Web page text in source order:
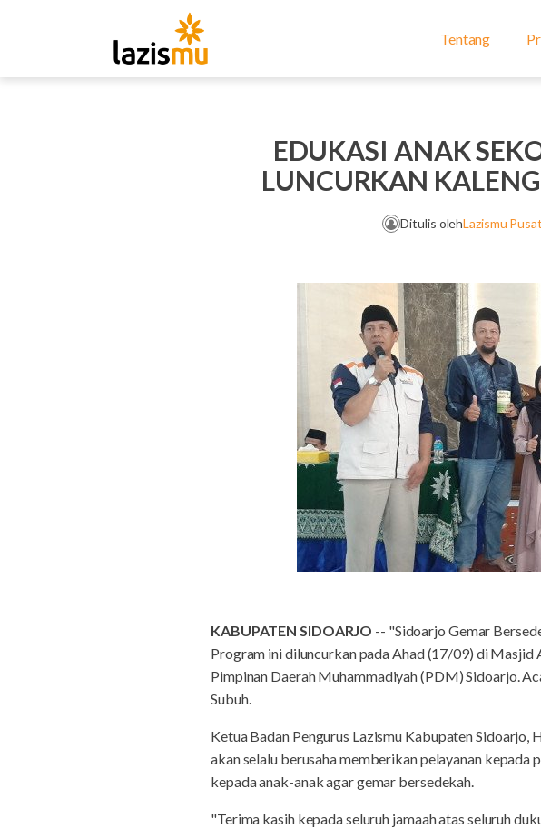
Tentang
EDUKASI ANAK
LUNCURKAN
Ditulis olehLazismu Pusat
KABUPATEN SIDOARJO -- "Sidoarjo Gemar
Program ini diluncurkan pada Ahad (17/09) di Masjid
Pimpinan Daerah Muhammadiyah (PDM) Sidoarjo.
Subuh.
Ketua Badan Pengurus Lazismu Kabupaten Sidoarjo,
akan selalu berusaha memberikan pelayanan
kepada anak-anak agar gemar bersedekah.
"Terima kasih kepada seluruh jamaah atas seluruh